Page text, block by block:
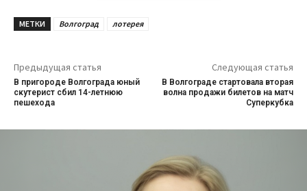
МЕТКИ Волгоград лотерея
Предыдущая статья
В пригороде Волгограда юный
скутерист сбил 14-летнюю
пешехода
Следующая статья
В Волгограде стартовала вторая
волна продажи билетов на матч
Суперкубка